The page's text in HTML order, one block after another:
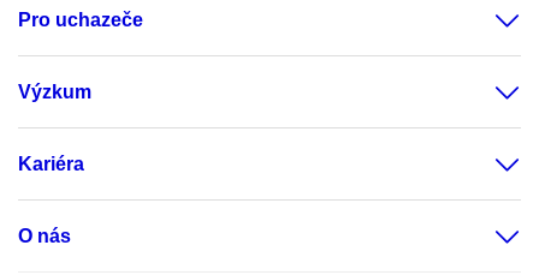
Pro uchazeče
Výzkum
Kariéra
O nás